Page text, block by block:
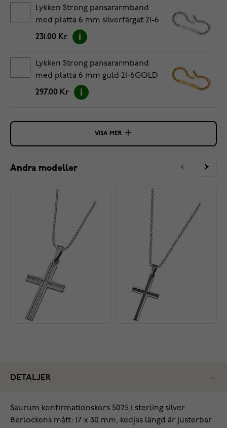
Lykken Strong pansararmband
med platta 6 mm silverfärgat 21-6
231.00 Kr
Lykken Strong pansararmband
med platta 6 mm guld 21-6GOLD
297.00 Kr
VISA MER
Andra modeller
DETALJER
Saurum konfirmationskors 5025 i sterling silver.
Berlockens mått: 17 x 30 mm, kedjas längd är justerbar